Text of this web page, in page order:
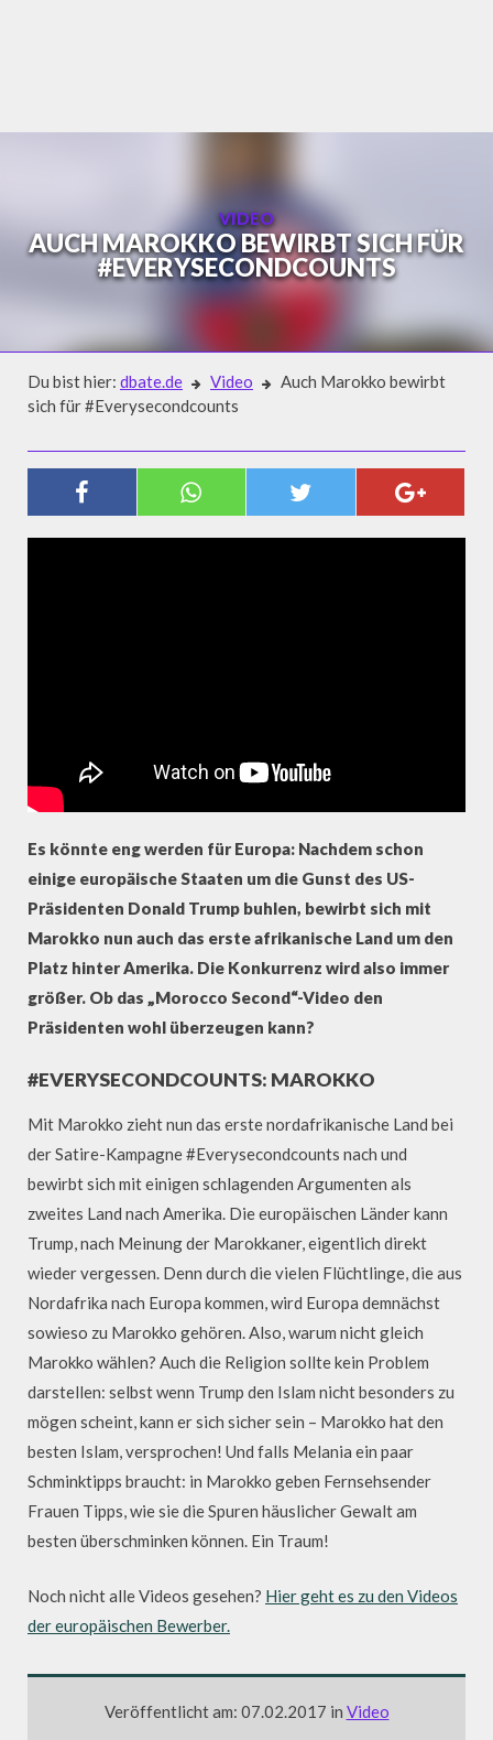
VIDEO
AUCH MAROKKO BEWIRBT SICH FÜR
#EVERYSECONDCOUNTS
Du bist hier: dbate.de Video
Auch Marokko bewirbt
sich für #Everysecondcounts
AUCH MAROKKO BEWIRBT SICH
FÜR #EVERYSECONDCOUNTS
Es könnte eng werden für Europa: Nachdem schon
einige europäische Staaten um die Gunst des US-
Präsidenten Donald Trump buhlen, bewirbt sich mit
Marokko nun auch das erste afrikanische Land um den
Platz hinter Amerika. Die Konkurrenz wird also immer
größer. Ob das „Morocco Second“-Video den
Präsidenten wohl überzeugen kann?
#EVERYSECONDCOUNTS: MAROKKO
Mit Marokko zieht nun das erste nordafrikanische Land bei
der Satire-Kampagne #Everysecondcounts nach und
bewirbt sich mit einigen schlagenden Argumenten als
zweites Land nach Amerika. Die europäischen Länder kann
Trump, nach Meinung der Marokkaner, eigentlich direkt
wieder vergessen. Denn durch die vielen Flüchtlinge, die aus
Nordafrika nach Europa kommen, wird Europa demnächst
sowieso zu Marokko gehören. Also, warum nicht gleich
Marokko wählen? Auch die Religion sollte kein Problem
darstellen: selbst wenn Trump den Islam nicht besonders zu
mögen scheint, kann er sich sicher sein – Marokko hat den
besten Islam, versprochen! Und falls Melania ein paar
Schminktipps braucht: in Marokko geben Fernsehsender
Frauen Tipps, wie sie die Spuren häuslicher Gewalt am
besten überschminken können. Ein Traum!
Noch nicht alle Videos gesehen? Hier geht es zu den Videos
der europäischen Bewerber.
Veröffentlicht am: 07.02.2017 in Video